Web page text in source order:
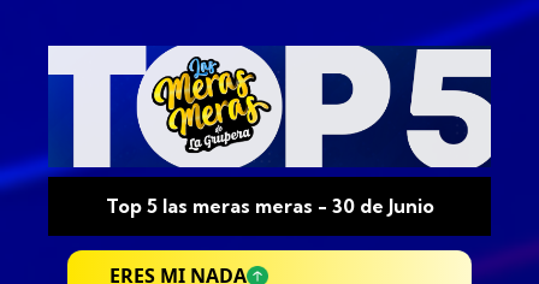
Top 5 las meras meras - 30 de Junio
ERES MI NADA